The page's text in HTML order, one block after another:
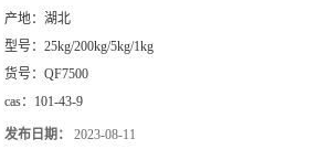
产地： 湖北
型号： 25kg/200kg/5kg/1kg
货号： QF7500
cas： 101-43-9
发布日期： 2023-08-11